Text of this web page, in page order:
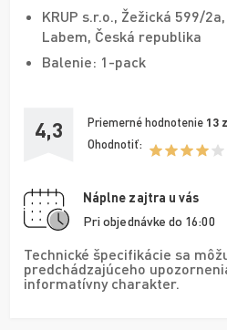
KRUP s.r.o., Žežická 599/
Labem, Česká republika
Balenie: 1-pack
4,3 Priemerné hodnotenie 13
Ohodnotiť:
Náplne zajtra u vás
Pri objednávke do 16:00
Technické špecifikácie sa
predchádzajúceho
informatívny charakter.